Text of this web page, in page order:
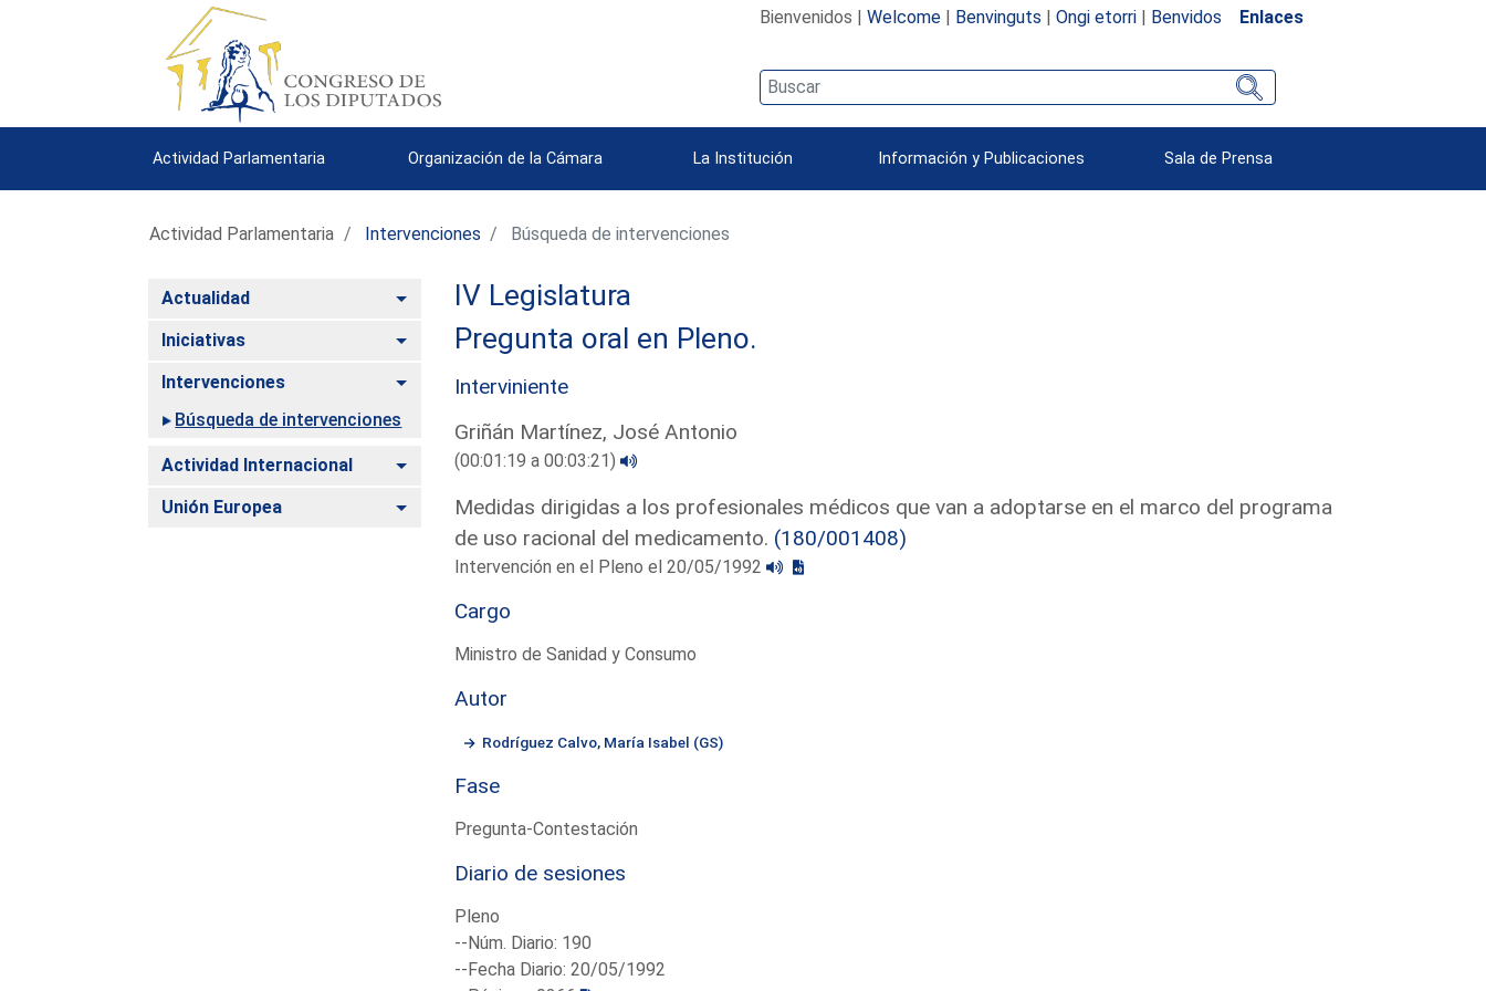
Bienvenidos | Welcome| Benvinguts | Ongi etorri| Benvidos Enlaces
Actividad Parlamentaria Organización de la Cámara La Institución Información y Publicaciones Sala de Prensa
Actividad Parlamentaria Intervenciones Búsqueda de intervenciones
Actualidad Alternar
Iniciativas Alternar
Intervenciones
Alternar
Búsqueda de intervenciones
Actividad Internacional Alternar
Unión Europea Alternar
IV Legislatura
Pregunta oral en Pleno.
Interviniente
Griñán Martínez, José Antonio
(00:01:19 a 00:03:21)
Medidas dirigidas a los profesionales médicos que van a adoptarse en el marco del programa
de uso racional del medicamento. (180/001408)
Intervención en el Pleno el 20/05/1992
Cargo
Ministro de Sanidad y Consumo
Autor
Rodríguez Calvo, María Isabel (GS)
Fase
Pregunta-Contestación
Diario de sesiones
Pleno
--Núm. Diario: 190
--Fecha Diario: 20/05/1992